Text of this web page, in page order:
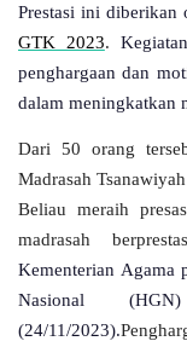
Prestasi ini diberikan
GTK 2023.
penghargaan dan
dalam meningkatkan
Dari 50 orang
Madrasah
Beliau meraih
madrasah
Kementerian Agama
Nasional
(24/11/2023).